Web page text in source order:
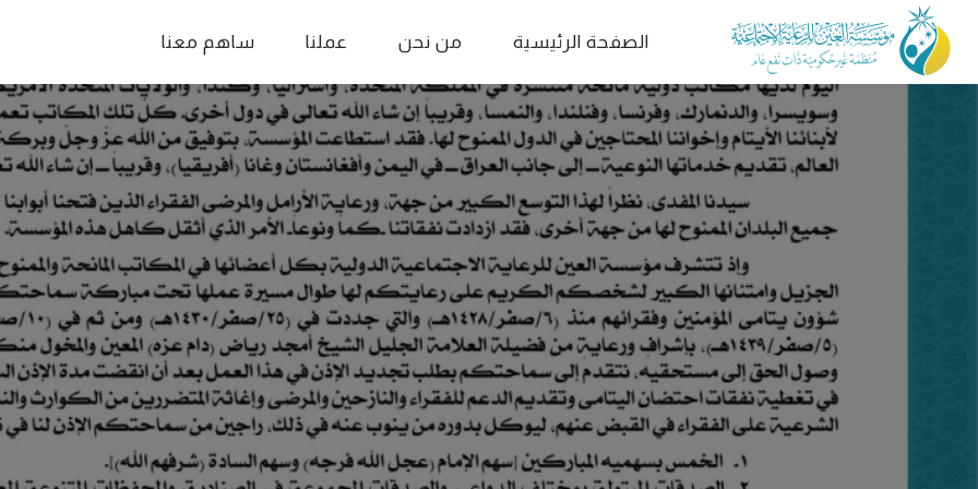
الصفحة الرئيسية من نحن عملنا ساهم معنا